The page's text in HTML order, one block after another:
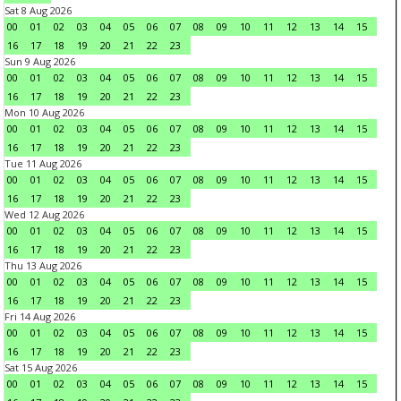
Sat 8 Aug 2026
00
01 02 03 04 05 06 07 08 09 10 11 12 13 14
15
16
17 18 19 20 21 22
23
Sun 9 Aug 2026
00
01 02 03 04 05 06 07 08 09 10 11 12 13 14
15
16
17 18 19 20 21 22
23
Mon 10 Aug 2026
00
01 02 03 04 05 06 07 08 09 10 11 12 13 14
15
16
17 18 19 20 21 22
23
Tue 11 Aug 2026
00
01 02 03 04 05 06 07 08 09 10 11 12 13 14
15
16
17 18 19 20 21 22
23
Wed 12 Aug 2026
00
01 02 03 04 05 06 07 08 09 10 11 12 13 14
15
16
17 18 19 20 21 22
23
Thu 13 Aug 2026
00
01 02 03 04 05 06 07 08 09 10 11 12 13 14
15
16
17 18 19 20 21 22
23
Fri 14 Aug 2026
00
01 02 03 04 05 06 07 08 09 10 11 12 13 14
15
16
17 18 19 20 21 22
23
Sat 15 Aug 2026
00
01 02 03 04 05 06 07 08 09 10 11 12 13 14
15